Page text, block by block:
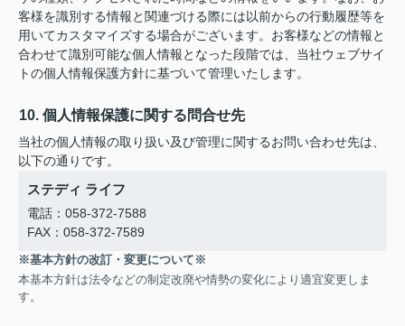
客様を識別する情報と関連づける際には以前からの行動履歴等を
用いてカスタマイズする場合がございます。お客様などの情報と
合わせて識別可能な個人情報となった段階では、当社ウェブサイ
トの個人情報保護方針に基づいて管理いたします。
10. 個人情報保護に関する問合せ先
当社の個人情報の取り扱い及び管理に関するお問い合わせ先は、
以下の通りです。
ステディ ライフ
電話：058-372-7588
FAX：058-372-7589
※基本方針の改訂・変更について※
本基本方針は法令などの制定改廃や情勢の変化により適宜変更しま
す。